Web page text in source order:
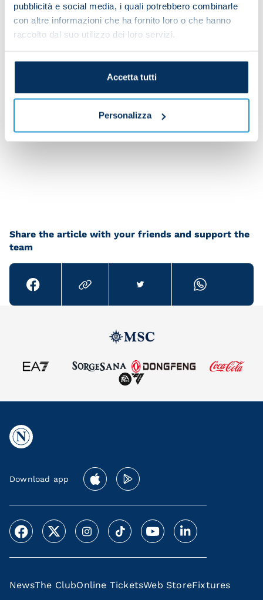
pubblicità e social media, i quali potrebbero combinarle
con altre informazioni che ha fornito loro o che hanno
raccolto dal suo utilizzo dei loro servizi.
Accetta tutti
Personalizza
Khvicha can't contain his joy
Amir's header flies in to make it 2-0
Share the article with your friends and support the
team
Download app
NewsThe ClubOnline TicketsWeb StoreFixtures